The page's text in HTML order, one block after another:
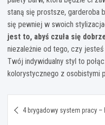
staną się prostsze, garderoba
się pewniej w swoich
jest to, abyś czuła się
niezależnie od tego, czy
Twój indywidualny styl to
kolorystycznego z osobistymi
wpisu
4 brygadowy system pracy